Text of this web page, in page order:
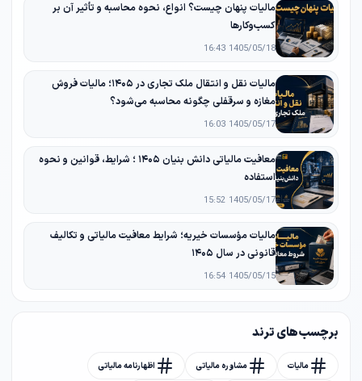
مالیات پنهان چیست؟ انواع، نحوه محاسبه و تأثیر آن بر
کسب‌وکارها
1405/05/18 16:43
مالیات نقل و انتقال ملک تجاری در ۱۴۰۵؛ مالیات فروش
مغازه و سرقفلی چگونه محاسبه می‌شود؟
1405/05/17 16:03
معافیت مالیاتی دانش‌ بنیان ۱۴۰۵ ؛ شرایط، قوانین و نحوه
استفاده
1405/05/17 15:52
مالیات مؤسسات خیریه؛ شرایط معافیت مالیاتی و تکالیف
قانونی در سال ۱۴۰۵
1405/05/15 16:54
برچسب های ترند
مالیات مشاوره مالیاتی اظهارنامه مالیاتی